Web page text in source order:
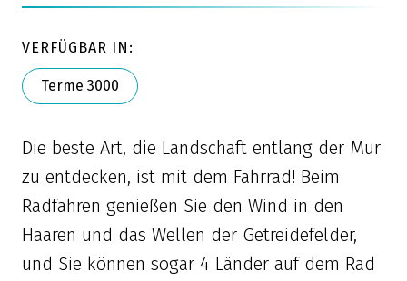
VERFÜGBAR IN:
Terme 3000
Die beste Art, die Landschaft entlang der Mur
zu entdecken, ist mit dem Fahrrad! Beim
Radfahren genießen Sie den Wind in den
Haaren und das Wellen der Getreidefelder,
und Sie können sogar 4 Länder auf dem Rad